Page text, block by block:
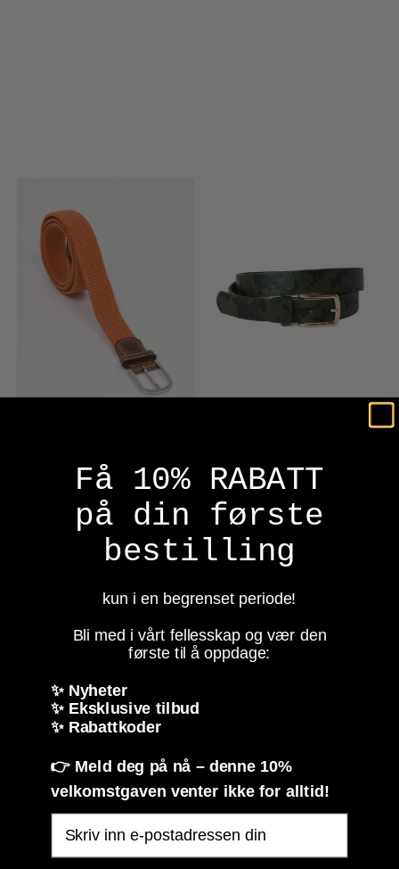
På lager
Kjøp
Mar & Co
Camomønster
299,-
Få 10% RABATT
på din første
bestilling
kun i en begrenset periode!
Bli med i vårt fellesskap og vær den
første til å oppdage:
✨ Nyheter
✨ Eksklusive tilbud
✨ Rabattkoder
👉 Meld deg på nå – denne 10%
velkomstgaven venter ikke for alltid!
Email